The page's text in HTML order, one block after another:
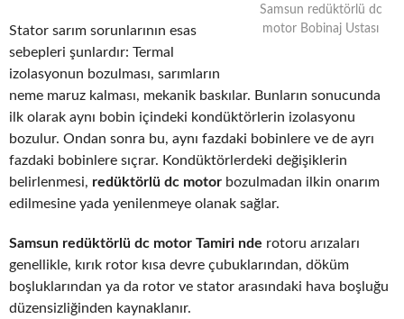
Samsun redüktörlü dc
motor Bobinaj Ustası
Stator sarım sorunlarının esas
sebepleri şunlardır: Termal
izolasyonun bozulması, sarımların
neme maruz kalması, mekanik baskılar. Bunların sonucunda
ilk olarak aynı bobin içindeki kondüktörlerin izolasyonu
bozulur. Ondan sonra bu, aynı fazdaki bobinlere ve de ayrı
fazdaki bobinlere sıçrar. Kondüktörlerdeki değişiklerin
belirlenmesi, redüktörlü dc motor bozulmadan ilkin onarım
edilmesine yada yenilenmeye olanak sağlar.
Samsun redüktörlü dc motor Tamiri nde rotoru arızaları
genellikle, kırık rotor kısa devre çubuklarından, döküm
boşluklarından ya da rotor ve stator arasındaki hava boşluğu
düzensizliğinden kaynaklanır.